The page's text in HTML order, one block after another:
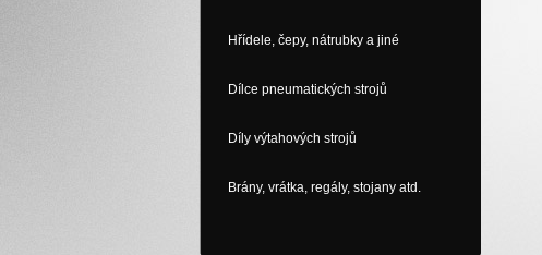
Hřídele, čepy, nátrubky a jiné
Dílce pneumatických strojů
Díly výtahových strojů
Brány, vrátka, regály, stojany atd.